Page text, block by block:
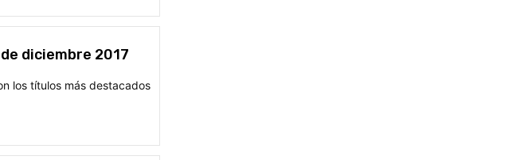
diciembre 2017
los títulos más destacados